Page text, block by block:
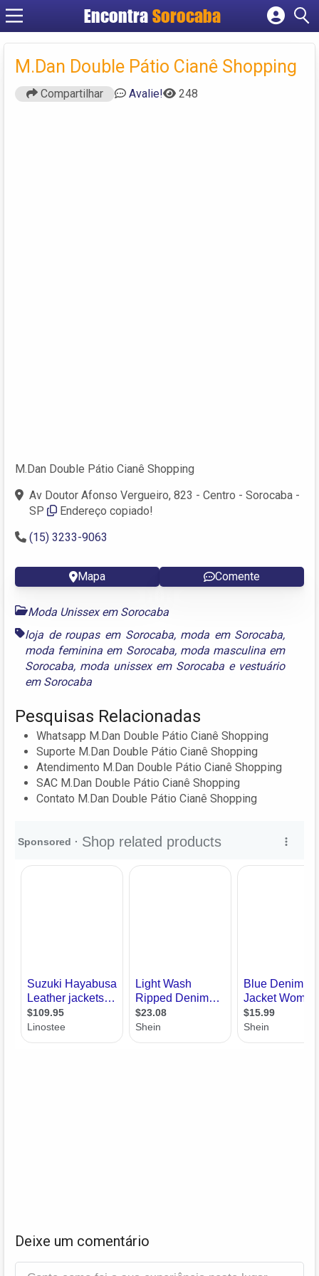
EncontraSorocaba
Cadastrar empresa
Criar conta
M.Dan Double Pátio Cianê Shopping
Compartilhar Avalie! 248
M.Dan Double Pátio Cianê Shopping
Av Doutor Afonso Vergueiro, 823 - Centro - Sorocaba -
SP
Endereço copiado!
(15) 3233-9063
Mapa Comente
Moda Unissex em Sorocaba
loja de roupas em Sorocaba, moda em Sorocaba,
moda feminina em Sorocaba, moda masculina em
Sorocaba, moda unissex em Sorocaba e vestuário
em Sorocaba
Pesquisas Relacionadas
Whatsapp M.Dan Double Pátio Cianê Shopping
Suporte M.Dan Double Pátio Cianê Shopping
Atendimento M.Dan Double Pátio Cianê Shopping
SAC M.Dan Double Pátio Cianê Shopping
Contato M.Dan Double Pátio Cianê Shopping
Deixe um comentário